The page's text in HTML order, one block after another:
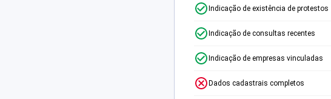
Indicação de existência de protestos
Indicação de consultas recentes
Indicação de empresas vinculadas
Dados cadastrais completos